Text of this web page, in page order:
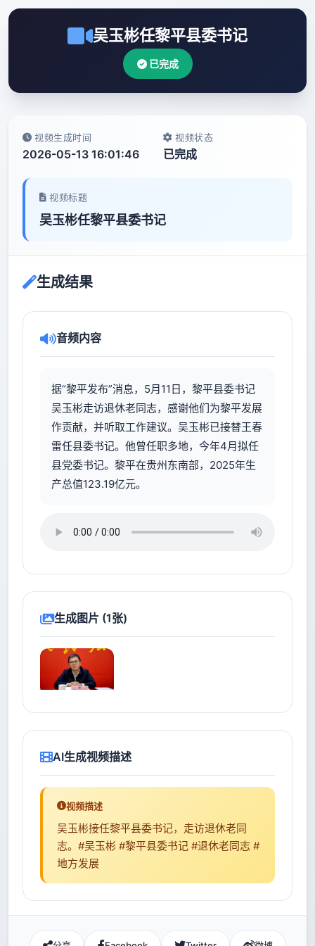
吴玉彬任黎平县委书记
已完成
视频生成时间
2026-05-13 16:01:46
视频状态
已完成
视频标题
吴玉彬任黎平县委书记
生成结果
音频内容
据“黎平发布”消息，5月11日，黎平县委书记
吴玉彬走访退休老同志，感谢他们为黎平发展
作贡献，并听取工作建议。吴玉彬已接替王春
雷任县委书记。他曾任职多地，今年4月拟任
县党委书记。黎平在贵州东南部，2025年生
产总值123.19亿元。
生成图片 (1张)
AI生成视频描述
视频描述
吴玉彬接任黎平县委书记，走访退休老同
志。#吴玉彬 #黎平县委书记 #退休老同志 #
地方发展